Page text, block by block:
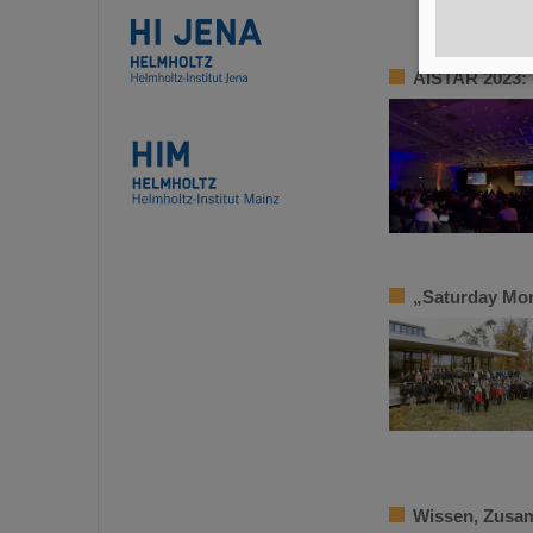
AISTAR
„Saturday
Wissen,